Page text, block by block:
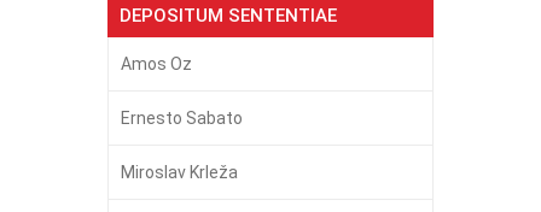
DEPOSITUM SENTENTIAE
Amos Oz
Ernesto Sabato
Miroslav Krleža